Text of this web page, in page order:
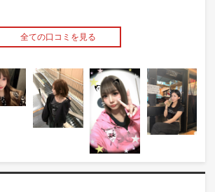
全ての口コミを見る